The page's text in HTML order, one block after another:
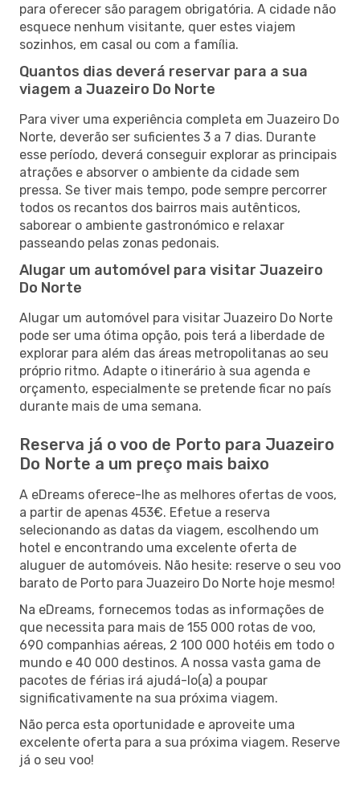
para oferecer são paragem obrigatória. A cidade não
esquece nenhum visitante, quer estes viajem
sozinhos, em casal ou com a família.
Quantos dias deverá reservar para a sua
viagem a Juazeiro Do Norte
Para viver uma experiência completa em Juazeiro Do
Norte, deverão ser suficientes 3 a 7 dias. Durante
esse período, deverá conseguir explorar as principais
atrações e absorver o ambiente da cidade sem
pressa. Se tiver mais tempo, pode sempre percorrer
todos os recantos dos bairros mais autênticos,
saborear o ambiente gastronómico e relaxar
passeando pelas zonas pedonais.
Alugar um automóvel para visitar Juazeiro
Do Norte
Alugar um automóvel para visitar Juazeiro Do Norte
pode ser uma ótima opção, pois terá a liberdade de
explorar para além das áreas metropolitanas ao seu
próprio ritmo. Adapte o itinerário à sua agenda e
orçamento, especialmente se pretende ficar no país
durante mais de uma semana.
Reserva já o voo de Porto para Juazeiro
Do Norte a um preço mais baixo
A eDreams oferece-lhe as melhores ofertas de voos,
a partir de apenas 453€. Efetue a reserva
selecionando as datas da viagem, escolhendo um
hotel e encontrando uma excelente oferta de
aluguer de automóveis. Não hesite: reserve o seu voo
barato de Porto para Juazeiro Do Norte hoje mesmo!
Na eDreams, fornecemos todas as informações de
que necessita para mais de 155 000 rotas de voo,
690 companhias aéreas, 2 100 000 hotéis em todo o
mundo e 40 000 destinos. A nossa vasta gama de
pacotes de férias irá ajudá-lo(a) a poupar
significativamente na sua próxima viagem.
Não perca esta oportunidade e aproveite uma
excelente oferta para a sua próxima viagem. Reserve
já o seu voo!